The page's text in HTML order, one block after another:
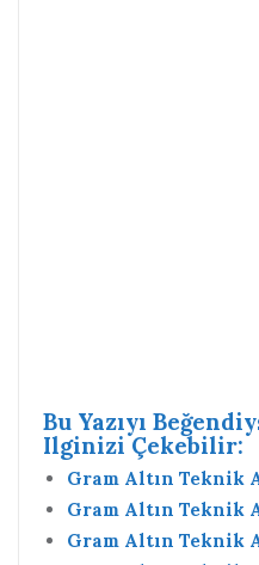
Bu Yazıyı
Ilginizi Çekebilir:
Gram Altın Teknik
Gram Altın Teknik
Gram Altın Teknik